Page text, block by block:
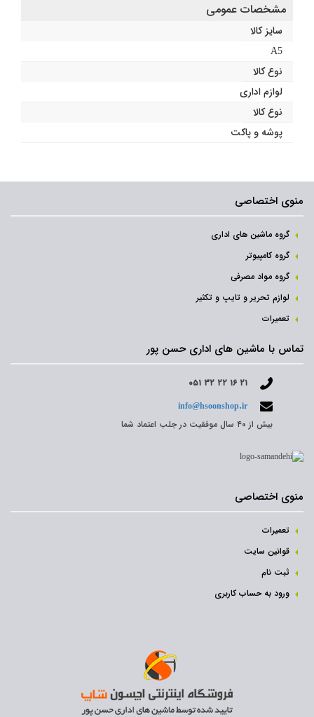
مشخصات عمومی
سایز کالا
A5
نوع کالا
لوازم اداری
نوع کالا
پوشه و پاکت
منوی اختصاصی
گروه ماشین های اداری
گروه کامپیوتر
گروه مواد مصرفی
لوازم تحریر و تایپ و تکثیر
تعمیرات
تماس با ماشین های اداری حسن پور
۰۵۱ ۳۲ ۲۲ ۱۶ ۲۱
info@hsoonshop.ir
بیش از ۴۰ سال موفقیت در جلب اعتماد شما
منوی اختصاصی
تعمیرات
قوانین سایت
ثبت نام‌
ورود به حساب کاربری